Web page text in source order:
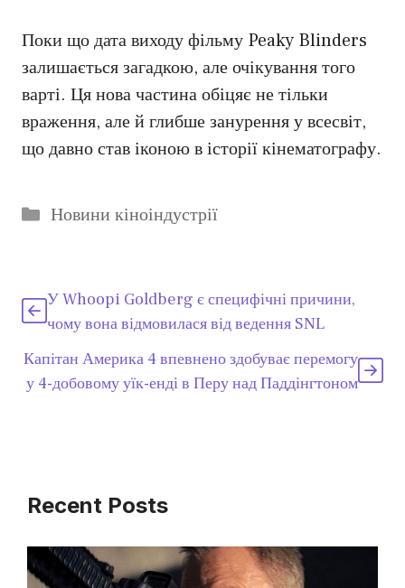
Поки що дата виходу фільму Peaky Blinders
залишається загадкою, але очікування того
варті. Ця нова частина обіцяє не тільки
враження, але й глибше занурення у всесвіт,
що давно став іконою в історії кінематографу.
Категорії
Новини кіноіндустрії
У Whoopi Goldberg є специфічні причини,
чому вона відмовилася від ведення SNL
Капітан Америка 4 впевнено здобуває перемогу
у 4-добовому уїк-енді в Перу над Паддінгтоном
Recent Posts